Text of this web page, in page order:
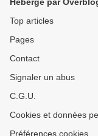
Top articles
Pages
Contact
Signaler un abus
C.G.U.
Cookies et données
Préférences cookies